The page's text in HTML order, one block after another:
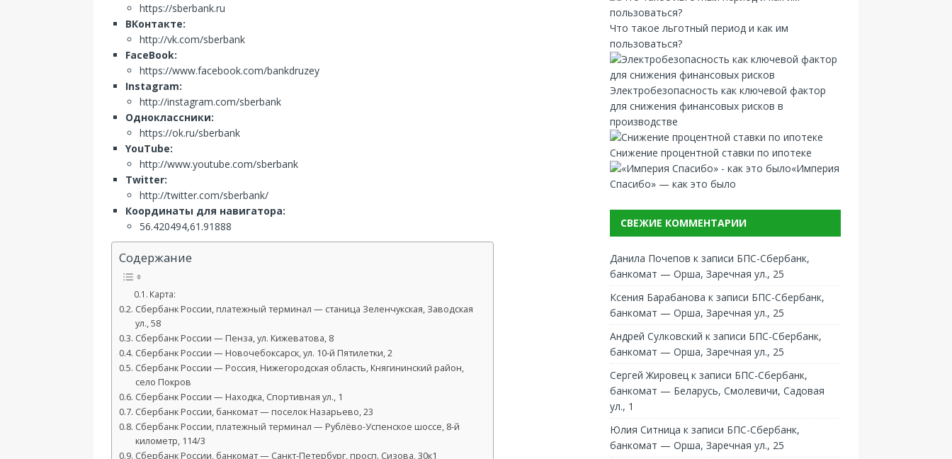
https://sberbank.ru
ВКонтакте:
http://vk.com/sberbank
FaceBook:
https://www.facebook.com/bankdruzey
Instagram:
http://instagram.com/sberbank
Одноклассники:
https://ok.ru/sberbank
YouTube:
http://www.youtube.com/sberbank
Twitter:
http://twitter.com/sberbank/
Координаты для навигатора:
56.420494,61.91888
Содержание
Карта:
Сбербанк России, платежный терминал — станица Зеленчукская, Заводская
ул., 58
Сбербанк России — Пенза, ул. Кижеватова, 8
Сбербанк России — Новочебоксарск, ул. 10-й Пятилетки, 2
Сбербанк России — Россия, Нижегородская область, Княгининский район,
село Покров
Сбербанк России — Находка, Спортивная ул., 1
Сбербанк России, банкомат — поселок Назарьево, 23
Сбербанк России, платежный терминал — Рублёво-Успенское шоссе, 8-й
километр, 114/3
Сбербанк России, банкомат — Санкт-Петербург, просп. Сизова, 30к1
Что такое льготный период и как им
пользоваться?
Электробезопасность как ключевой фактор
для снижения финансовых рисков в
производстве
Снижение процентной ставки по ипотеке
«Империя
Спасибо» — как это было
СВЕЖИЕ КОММЕНТАРИИ
Данила Почепов к записи БПС-Сбербанк,
банкомат — Орша, Заречная ул., 25
Ксения Барабанова к записи БПС-Сбербанк,
банкомат — Орша, Заречная ул., 25
Андрей Сулковский к записи БПС-Сбербанк,
банкомат — Орша, Заречная ул., 25
Сергей Жировец к записи БПС-Сбербанк,
банкомат — Беларусь, Смолевичи, Садовая
ул., 1
Юлия Ситница к записи БПС-Сбербанк,
банкомат — Орша, Заречная ул., 25